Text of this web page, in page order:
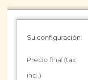
Su configuración:
Precio final (tax
incl.)